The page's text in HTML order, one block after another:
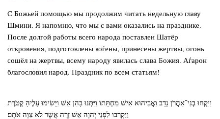
С Божьей помощью мы продолжим читать недельную главу
Шмини. Я напомню, что мы с вами оказались на празднике.
После долгой работы всего народа поставлен Шатёр
откровения, подготовлены коѓены, принесены жертвы, огонь
сошёл на жертвы, всему народу явилась слава Божия. Аѓарон
благословил народ. Праздник по всем статьям!
וַיִּקְחוּ בְנֵי־אַהֲרֹן נָדָב וַאֲבִיהוּא אִישׁ מַחְתָּתוֹ וַיִּתְּנוּ בָהֵן אֵשׁ וַיָּשִׂימוּ עָלֶיהָ קְטֹרֶת
וַיַּקְרִבוּ לִפְנֵי יְהוָה אֵשׁ זָרָה אֲשֶׁר לֹא צִוָּה אֹתָם׃